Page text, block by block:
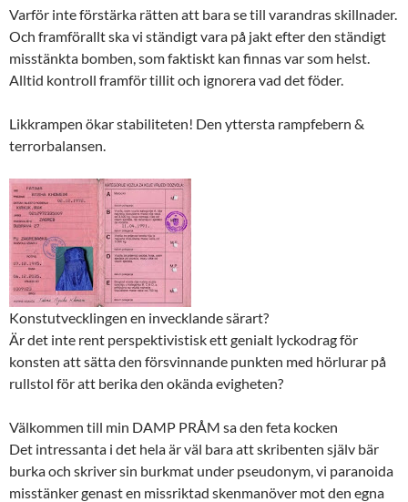
Varför inte förstärka rätten att bara se till varandras skillnader.
Och framförallt ska vi ständigt vara på jakt efter den ständigt
misstänkta bomben, som faktiskt kan finnas var som helst.
Alltid kontroll framför tillitoch ignorera vad det föder.
Likkrampen ökar stabiliteten! Den yttersta rampfebern &
terrorbalansen.
Konstutvecklingen en invecklande särart?
Är det inte rent perspektivistisk ett genialt lyckodrag för
konsten att sätta den försvinnande punkten med hörlurar på
rullstol för att berika den okända evigheten?
Välkommen till min DAMP PRÅM sa den feta kocken
Det intressanta i det hela är väl bara att skribenten själv bär
burka och skriver sin burkmat under pseudonym, vi paranoida
misstänker genast en missriktad skenmanöver mot den egna